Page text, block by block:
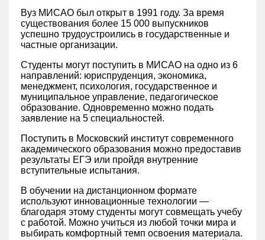
Вуз МИСАО был открыт в 1991 году. За время
существования более 15 000 выпускников
успешно трудоустроились в государственные и
частные организации.
Студенты могут поступить в МИСАО на одно из 6
направлений: юриспруденция, экономика,
менеджмент, психология, государственное и
муниципальное управление, педагогическое
образование. Одновременно можно подать
заявление на 5 специальностей.
Поступить в Московский институт современного
академического образования можно предоставив
результаты ЕГЭ или пройдя внутренние
вступительные испытания.
В обучении на дистанционном формате
используют инновационные технологии —
благодаря этому студенты могут совмещать учебу
с работой. Можно учиться из любой точки мира и
выбирать комфортный темп освоения материала.